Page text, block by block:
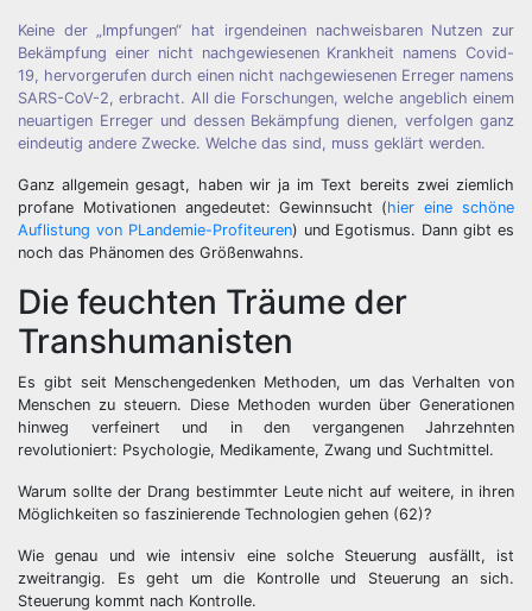
Keine der „Impfungen“ hat irgendeinen nachweisbaren Nutzen zur
Bekämpfung einer nicht nachgewiesenen Krankheit namens Covid-
19, hervorgerufen durch einen nicht nachgewiesenen Erreger namens
SARS-CoV-2, erbracht. All die Forschungen, welche angeblich einem
neuartigen Erreger und dessen Bekämpfung dienen, verfolgen ganz
eindeutig andere Zwecke. Welche das sind, muss geklärt werden.
Ganz allgemein gesagt, haben wir ja im Text bereits zwei ziemlich
profane Motivationen angedeutet: Gewinnsucht (hier eine schöne
Auflistung von PLandemie-Profiteuren) und Egotismus. Dann gibt es
noch das Phänomen des Größenwahns.
Die feuchten Träume der
Transhumanisten
Es gibt seit Menschengedenken Methoden, um das Verhalten von
Menschen zu steuern. Diese Methoden wurden über Generationen
hinweg verfeinert und in den vergangenen Jahrzehnten
revolutioniert: Psychologie, Medikamente, Zwang und Suchtmittel.
Warum sollte der Drang bestimmter Leute nicht auf weitere, in ihren
Möglichkeiten so faszinierende Technologien gehen (62)?
Wie genau und wie intensiv eine solche Steuerung ausfällt, ist
zweitrangig. Es geht um die Kontrolle und Steuerung an sich.
Steuerung kommt nach Kontrolle.